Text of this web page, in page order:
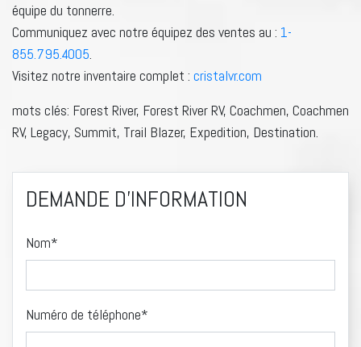
équipe du tonnerre.
Communiquez avec notre équipez des ventes au : 1-
855.795.4005.
Visitez notre inventaire complet : cristalvr.com
mots clés: Forest River, Forest River RV, Coachmen, Coachmen
RV, Legacy, Summit, Trail Blazer, Expedition, Destination.
DEMANDE D'INFORMATION
Nom*
Numéro de téléphone*